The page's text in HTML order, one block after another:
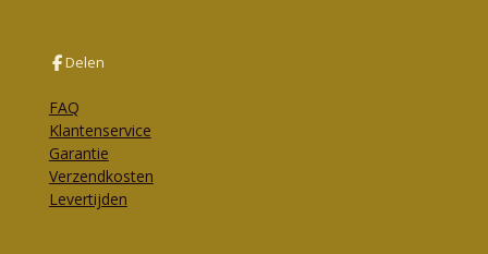
Delen
FAQ
Klantenservice
Garantie
Verzendkosten
Levertijden